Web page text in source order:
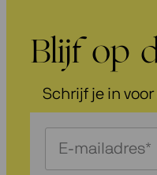
Blijf op
Schrijf je in
Schrijf
je